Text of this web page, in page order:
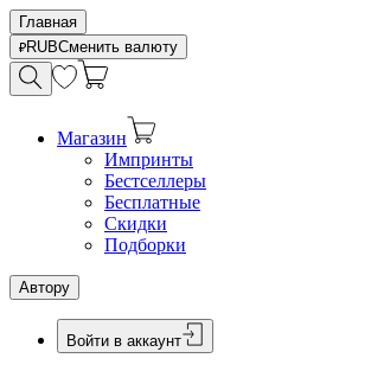
Главная
RUBСменить валюту
Магазин
Импринты
Бестселлеры
Бесплатные
Скидки
Подборки
Автору
Войти в аккаунт